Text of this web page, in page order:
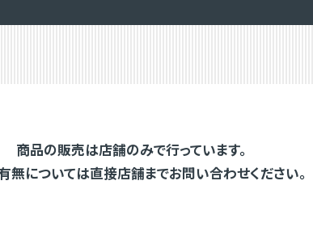
商品の販売は店舗のみで行っています。
無については直接店舗までお問い合わせください。